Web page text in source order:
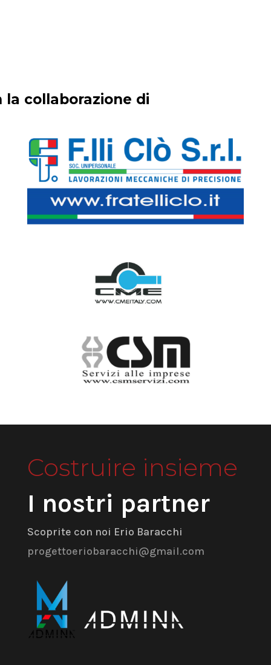
la collaborazione di
Costruire insieme
I nostri partner
Scoprite con noi Erio Baracchi
progettoeriobaracchi@gmail.com